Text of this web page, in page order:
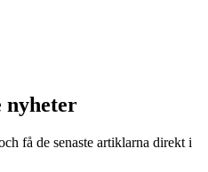
nyheter
få de senaste artiklarna direkt i